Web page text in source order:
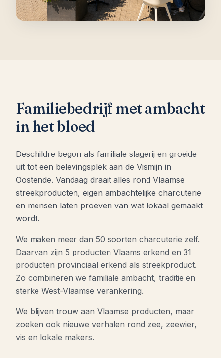
Familiebedrijf met ambacht
in het bloed
Deschildre begon als familiale slagerij en groeide
uit tot een belevingsplek aan de Vismijn in
Oostende. Vandaag draait alles rond Vlaamse
streekproducten, eigen ambachtelijke charcuterie
en mensen laten proeven van wat lokaal gemaakt
wordt.
We maken meer dan 50 soorten charcuterie zelf.
Daarvan zijn 5 producten Vlaams erkend en 31
producten provinciaal erkend als streekproduct.
Zo combineren we familiale ambacht, traditie en
sterke West-Vlaamse verankering.
We blijven trouw aan Vlaamse producten, maar
zoeken ook nieuwe verhalen rond zee, zeewier,
vis en lokale makers.